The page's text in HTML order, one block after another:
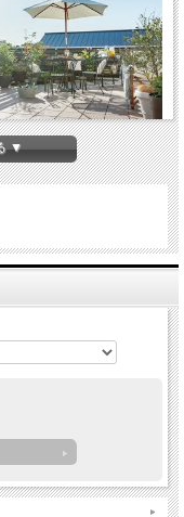
。
美しさをバルコニーに。
に彩をもたらします。
▼